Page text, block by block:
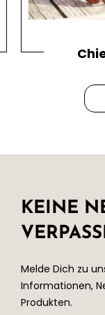
KEINE
Melde Dich zu
Informationen,
Produkten.